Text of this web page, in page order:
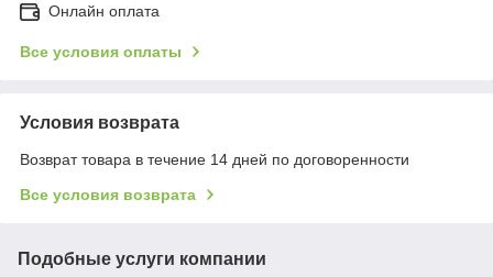
Онлайн оплата
Все условия оплаты
Условия возврата
Возврат товара в течение 14 дней по договоренности
Все условия возврата
Подобные услуги компании